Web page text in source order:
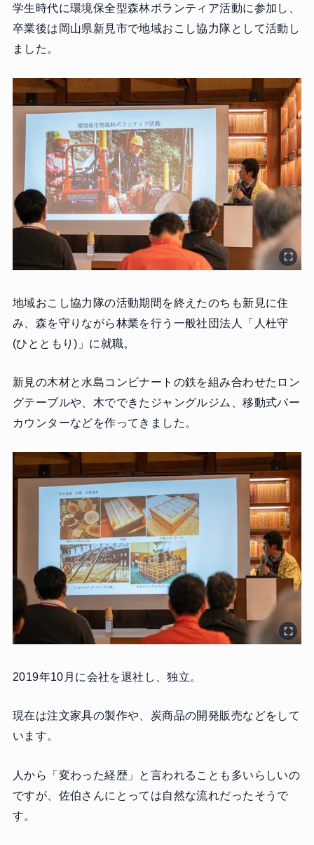
学生時代に環境保全型森林ボランティア活動に参加し、
卒業後は岡山県新見市で地域おこし協力隊として活動し
ました。
地域おこし協力隊の活動期間を終えたのちも新見に住
み、森を守りながら林業を行う一般社団法人「人杜守
(ひとともり)」に就職。
新見の木材と水島コンビナートの鉄を組み合わせたロン
グテーブルや、木でできたジャングルジム、移動式バー
カウンターなどを作ってきました。
2019年10月に会社を退社し、独立。
現在は注文家具の製作や、炭商品の開発販売などをして
います。
人から「変わった経歴」と言われることも多いらしいの
ですが、佐伯さんにとっては自然な流れだったそうで
す。